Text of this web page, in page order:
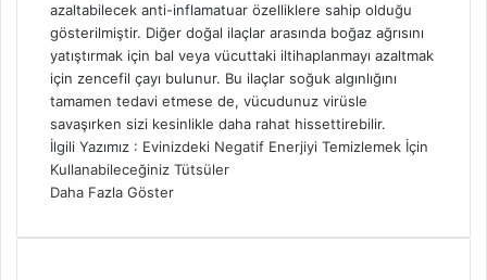
azaltabilecek anti-inflamatuar özelliklere sahip olduğu
gösterilmiştir. Diğer doğal ilaçlar arasında boğaz ağrısını
yatıştırmak için bal veya vücuttaki iltihaplanmayı azaltmak
için zencefil çayı bulunur. Bu ilaçlar soğuk algınlığını
tamamen tedavi etmese de, vücudunuz virüsle
savaşırken sizi kesinlikle daha rahat hissettirebilir.
İlgili Yazımız : Evinizdeki Negatif Enerjiyi Temizlemek İçin
Kullanabileceğiniz Tütsüler
Daha Fazla Göster